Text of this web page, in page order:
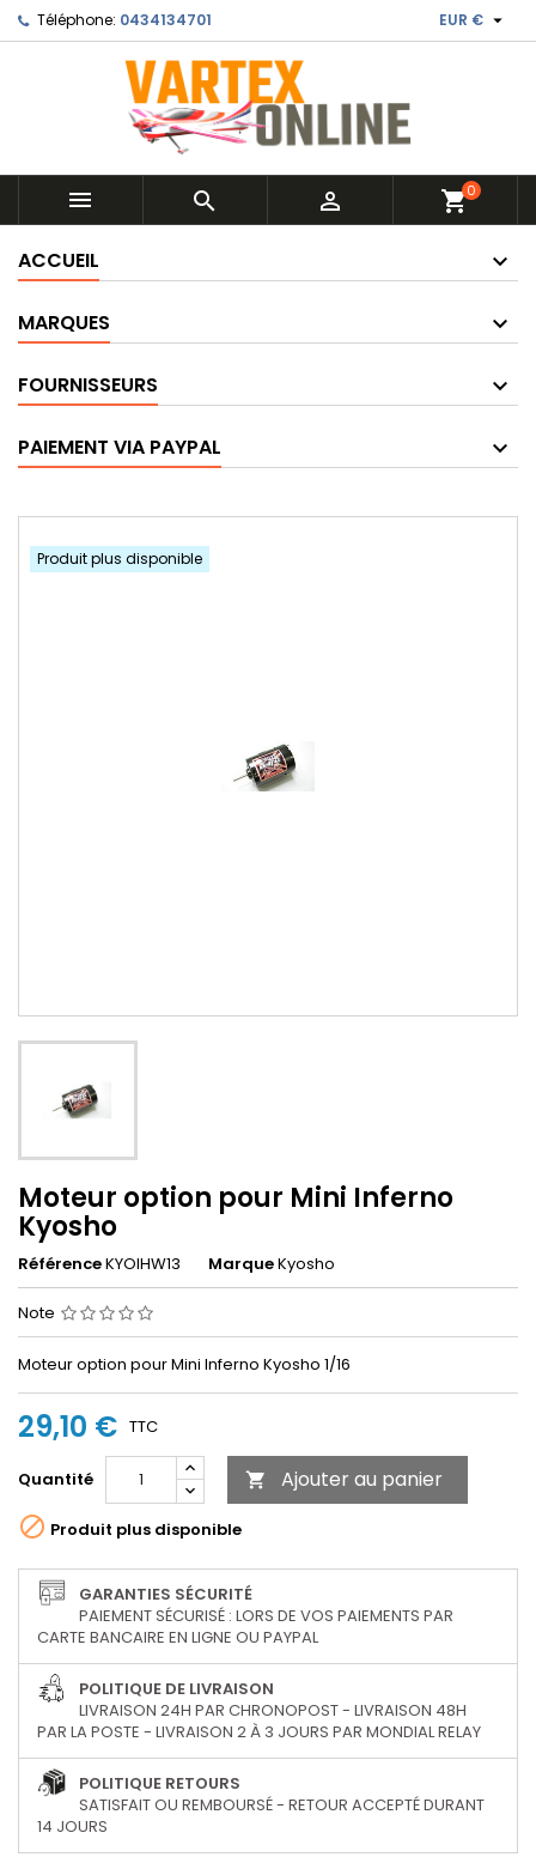
Téléphone: 0434134701 EUR € 
   shopping_cart0
ACCUEIL
MARQUES
FOURNISSEURS
PAIEMENT VIA PAYPAL
Produit plus disponible
Moteur option pour Mini Inferno
Kyosho
RéférenceKYOIHW13 MarqueKyosho
Note
Moteur option pour Mini Inferno Kyosho 1/16
29,10 € TTC
Quantité  Ajouter au panier
 Produit plus disponible
GARANTIES SÉCURITÉ
PAIEMENT SÉCURISÉ : LORS DE VOS PAIEMENTS PAR
CARTE BANCAIRE EN LIGNE OU PAYPAL
POLITIQUE DE LIVRAISON
LIVRAISON 24H PAR CHRONOPOST - LIVRAISON 48H
PAR LA POSTE - LIVRAISON 2 À 3 JOURS PAR MONDIAL RELAY
POLITIQUE RETOURS
SATISFAIT OU REMBOURSÉ - RETOUR ACCEPTÉ DURANT
14 JOURS